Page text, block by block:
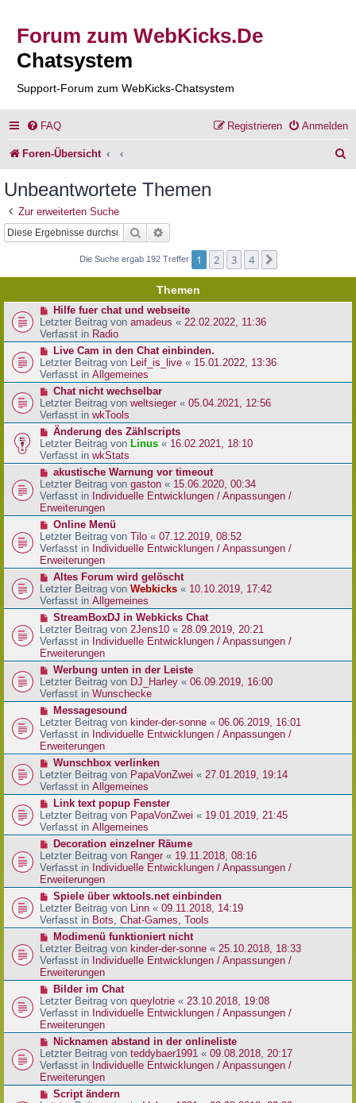
Forum zum WebKicks.De
Chatsystem
Support-Forum zum WebKicks-Chatsystem
FAQ Anmelden
Registrieren
Foren-Übersicht
Unbeantwortete Themen
Zur erweiterten Suche
Suche
Die Suche ergab 192 Treffer 1 2 3 4
Themen
N
e
u
e
r
B
e
t
r
a
g
Hilfe fuer chat und webseite
Letzter Beitrag von amadeus « 22.02.2022, 11:36
Verfasst in Radio
N
e
u
e
r
B
e
t
r
a
g
Live Cam in den Chat einbinden.
Letzter Beitrag von Leif_is_live « 15.01.2022, 13:36
Verfasst in Allgemeines
N
e
u
e
r
B
e
t
r
a
g
Chat nicht wechselbar
Letzter Beitrag von weltsieger « 05.04.2021, 12:56
Verfasst in wkTools
N
e
u
e
r
B
e
i
r
a
g
Änderung des Zählscripts
Letzter Beitrag von Linus « 16.02.2021, 18:10
Verfasst in wkStats
N
e
u
e
r
B
e
i
t
a
g
akustische Warnung vor timeout
Letzter Beitrag von gaston « 15.06.2020, 00:34
Verfasst in Individuelle Entwicklungen / Anpassungen /
Erweiterungen
N
e
u
e
r
B
e
i
r
a
g
Online Menü
Letzter Beitrag von Tilo « 07.12.2019, 08:52
Verfasst in Individuelle Entwicklungen / Anpassungen /
Erweiterungen
N
e
u
e
r
B
e
i
r
a
g
Altes Forum wird gelöscht
Letzter Beitrag von Webkicks « 10.10.2019, 17:42
Verfasst in Allgemeines
N
e
u
e
r
B
e
i
r
a
g
StreamBoxDJ in Webkicks Chat
Letzter Beitrag von 2Jens10 « 28.09.2019, 20:21
Verfasst in Individuelle Entwicklungen / Anpassungen /
Erweiterungen
N
e
u
e
r
B
e
i
r
a
g
Werbung unten in der Leiste
Letzter Beitrag von DJ_Harley « 06.09.2019, 16:00
Verfasst in Wunschecke
N
e
u
e
r
B
e
i
r
a
g
Messagesound
Letzter Beitrag von kinder-der-sonne « 06.06.2019, 16:01
Verfasst in Individuelle Entwicklungen / Anpassungen /
Erweiterungen
N
e
u
e
r
B
e
t
r
a
g
Wunschbox verlinken
Letzter Beitrag von PapaVonZwei « 27.01.2019, 19:14
Verfasst in Allgemeines
N
e
u
e
r
B
e
i
r
a
g
Link text popup Fenster
Letzter Beitrag von PapaVonZwei « 19.01.2019, 21:45
Verfasst in Allgemeines
N
e
u
e
r
B
e
i
r
a
g
Decoration einzelner Räume
Letzter Beitrag von Ranger « 19.11.2018, 08:16
Verfasst in Individuelle Entwicklungen / Anpassungen /
Erweiterungen
N
e
u
e
r
B
e
i
r
a
g
Spiele über wktools.net einbinden
Letzter Beitrag von Linn « 09.11.2018, 14:19
Verfasst in Bots, Chat-Games, Tools
N
e
u
e
r
B
e
i
t
a
g
Modimenü funktioniert nicht
Letzter Beitrag von kinder-der-sonne « 25.10.2018, 18:33
Verfasst in Individuelle Entwicklungen / Anpassungen /
Erweiterungen
N
e
u
e
r
B
e
i
t
Bilder im Chat
Letzter Beitrag von queylotrie « 23.10.2018, 19:08
Verfasst in Individuelle Entwicklungen / Anpassungen /
Erweiterungen
N
e
u
e
r
B
Nicknamen abstand in der onlineliste
Letzter Beitrag von teddybaer1991 « 09.08.2018, 20:17
Verfasst in Individuelle Entwicklungen / Anpassungen /
Erweiterungen
NScript ändern